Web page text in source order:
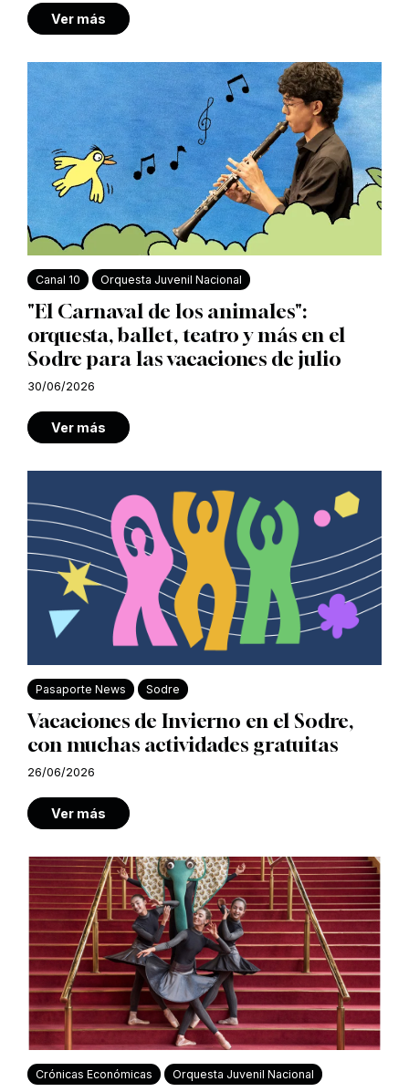
Ver más
Canal 10 Orquesta Juvenil Nacional
"El Carnaval de los animales":
orquesta, ballet, teatro y más en el
Sodre para las vacaciones de julio
30/06/2026
Ver más
Pasaporte News Sodre
Vacaciones de Invierno en el Sodre,
con muchas actividades gratuitas
26/06/2026
Ver más
Crónicas Económicas Orquesta Juvenil Nacional